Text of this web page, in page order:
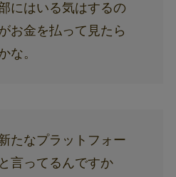
にはいる気はするの
お金を払って見たら
な。
たなプラットフォー
言ってるんですか